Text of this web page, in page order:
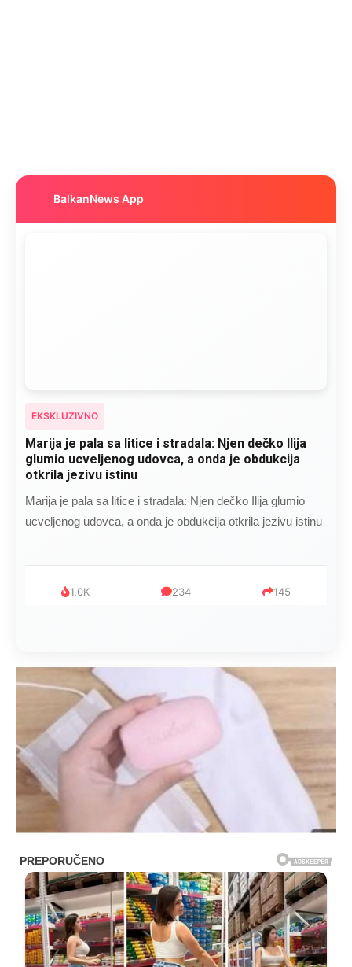
BalkanNews App
EKSKLUZIVNO
Marija je pala sa litice i stradala: Njen dečko Ilija
glumio ucveljenog udovca, a onda je obdukcija
otkrila jezivu istinu
Marija je pala sa litice i stradala: Njen dečko Ilija glumio
ucveljenog udovca, a onda je obdukcija otkrila jezivu istinu
1.0K 234 145